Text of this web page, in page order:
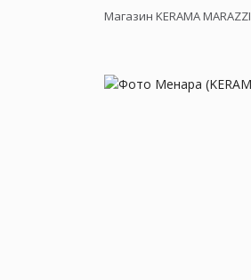
Магазин KERAMA MARAZZI